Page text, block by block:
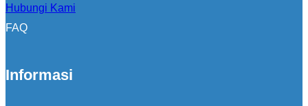
Hubungi Kami
FAQ
Informasi